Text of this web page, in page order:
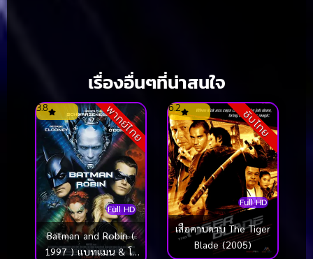
เรื่องอื่นๆที่น่าสนใจ
พากย์ไทย
Full HD
3.8
Batman and Robin (
1997 ) แบทแมน & โร
ซับไทย
Full HD
6.2
เสือคาบดาบ The Tiger
Blade (2005)